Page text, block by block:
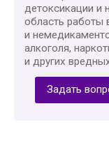
детоксикации и
область работы
и
алкоголя,
и других
Задать